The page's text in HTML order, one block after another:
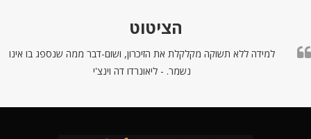
הציטוט
למידה ללא תשוקה מקלקלת את הזיכרון, ושום-דבר ממה שנספג בו אינו
נשמר. - ליאונרדו דה וינצ'י